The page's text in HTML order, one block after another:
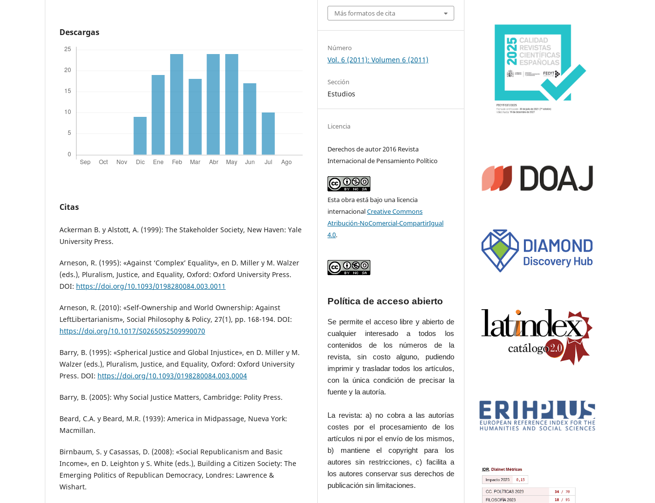
Descargas
Citas
Ackerman B. y Alstott, A. (1999): The Stakeholder Society, New Haven: Yale
University Press.
Arneson, R. (1995): «Against ‘Complex’ Equality», en D. Miller y M. Walzer
(eds.), Pluralism, Justice, and Equality, Oxford: Oxford University Press.
DOI: https://doi.org/10.1093/0198280084.003.0011
Arneson, R. (2010): «Self-Ownership and World Ownership: Against
LeftLibertarianism», Social Philosophy & Policy, 27(1), pp. 168-194. DOI:
https://doi.org/10.1017/S0265052509990070
Barry, B. (1995): «Spherical Justice and Global Injustice», en D. Miller y M.
Walzer (eds.), Pluralism, Justice, and Equality, Oxford: Oxford University
Press. DOI: https://doi.org/10.1093/0198280084.003.0004
Barry, B. (2005): Why Social Justice Matters, Cambridge: Polity Press.
Beard, C.A. y Beard, M.R. (1939): America in Midpassage, Nueva York:
Macmillan.
Birnbaum, S. y Casassas, D. (2008): «Social Republicanism and Basic
Income», en D. Leighton y S. White (eds.), Building a Citizen Society: The
Emerging Politics of Republican Democracy, Londres: Lawrence &
Wishart.
Más formatos de cita
Número
Vol. 6 (2011): Volumen 6 (2011)
Sección
Estudios
Licencia
Derechos de autor 2016 Revista
Internacional de Pensamiento Político
Esta obra está bajo una licencia
internacionalCreative Commons
Atribución-NoComercial-CompartirIgual
4.0.
Política de acceso abierto
Se permite el acceso libre y abierto de
cualquier interesado a todos los
contenidos de los números de la
revista, sin costo alguno, pudiendo
imprimir y trasladar todos los artículos,
con la única condición de precisar la
fuente y la autoría.
La revista: a) no cobra a las autorías
costes por el procesamiento de los
artículos ni por el envío de los mismos,
b) mantiene el copyright para los
autores sin restricciones, c) facilita a
los autores conservar sus derechos de
publicación sin limitaciones.